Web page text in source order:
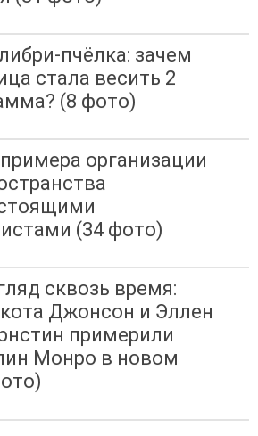
пчёлка: зачем
стала весить 2
(8 фото)
организации
(34 фото)
сквозь время:
Джонсон и Эллен
примерили
Монро в новом